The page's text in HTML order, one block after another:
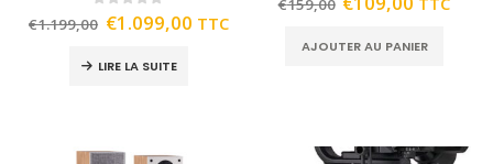
out of 5
€1.199,00 €1.099,00 TTC
LIRE LA SUITE
€159,00
AJOUTER AU PANIER